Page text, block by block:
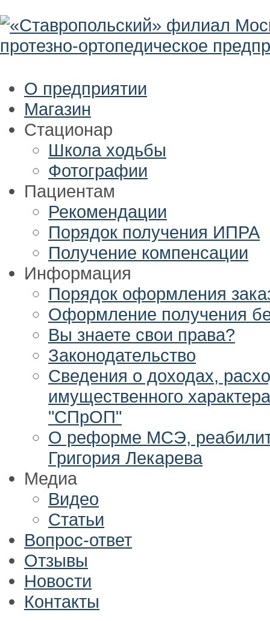
О предприятии
Магазин
Стационар
Школа ходьбы
Фотографии
Пациентам
Рекомендации
Порядок получения ИПРА
Получение компенсации
Информация
Порядок оформления
Оформление получения
Вы знаете свои права?
Законодательство
Сведения о доходах,
имущественного
"СПрОП"
О реформе МСЭ,
Григория Лекарева
Медиа
Видео
Статьи
Вопрос-ответ
Отзывы
Новости
Контакты